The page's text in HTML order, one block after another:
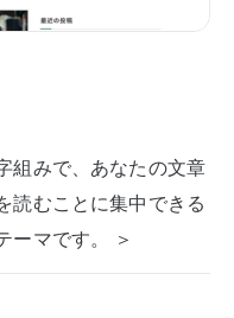
組みで、あなたの文章
読むことに集中できる
ーマです。 ＞